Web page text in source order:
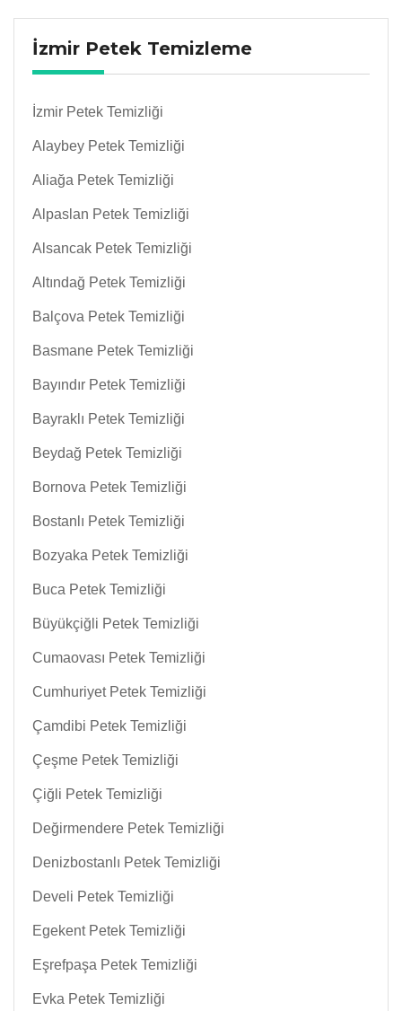
İzmir Petek Temizleme
İzmir Petek Temizliği
Alaybey Petek Temizliği
Aliağa Petek Temizliği
Alpaslan Petek Temizliği
Alsancak Petek Temizliği
Altındağ Petek Temizliği
Balçova Petek Temizliği
Basmane Petek Temizliği
Bayındır Petek Temizliği
Bayraklı Petek Temizliği
Beydağ Petek Temizliği
Bornova Petek Temizliği
Bostanlı Petek Temizliği
Bozyaka Petek Temizliği
Buca Petek Temizliği
Büyükçiğli Petek Temizliği
Cumaovası Petek Temizliği
Cumhuriyet Petek Temizliği
Çamdibi Petek Temizliği
Çeşme Petek Temizliği
Çiğli Petek Temizliği
Değirmendere Petek Temizliği
Denizbostanlı Petek Temizliği
Develi Petek Temizliği
Egekent Petek Temizliği
Eşrefpaşa Petek Temizliği
Evka Petek Temizliği